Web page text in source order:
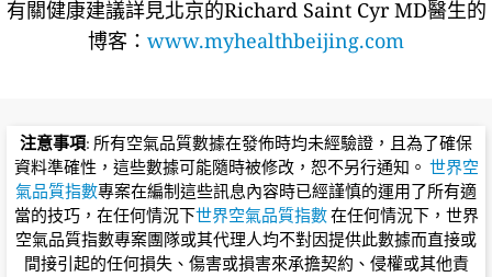
有關健康建議詳​​見北京的Richard Saint Cyr MD醫生的
博客： www.myhealthbeijing.com
注意事項: 所有空氣品質數據在發佈時均未經驗證，且為了確保
資料準確性，這些數據可能隨時被修改，恕不另行通知。 世界空
氣品質指數專案在編制這些訊息內容時已經謹慎的運用了所有適
當的技巧，在任何情況下世界空氣品質指數在任何情況下，世界
空氣品質指數專案團隊或其代理人均不對因提供此數據而直接或
間接引起的任何損失、傷害或損害來承擔契約、侵權或其他責